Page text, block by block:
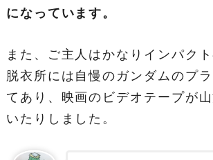
になっています。
また、ご主人はかなりインパクト
脱衣所には自慢のガンダムのプ
てあり、映画のビデオテープが
いたりしました。